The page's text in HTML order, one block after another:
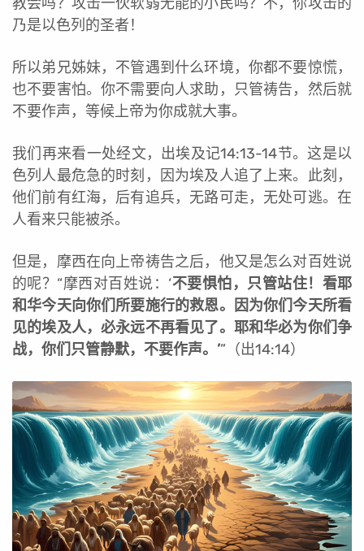
乃是以色列的圣者！
所以弟兄姊妹，不管遇到什么环境，你都不要惊慌，
也不要害怕。你不需要向人求助，只管祷告，然后就
不要作声，等候上帝为你成就大事。
我们再来看一处经文，出埃及记14:13-14节。这是以
色列人最危急的时刻，因为埃及人追了上来。此刻，
他们前有红海，后有追兵，无路可走，无处可逃。在
人看来只能被杀。
但是，摩西在向上帝祷告之后，他又是怎么对百姓说
的呢？“摩西对百姓说：‘不要惧怕，只管站住！看耶
和华今天向你们所要施行的救恩。因为你们今天所看
见的埃及人，必永远不再看见了。耶和华必为你们争
战，你们只管静默，不要作声。’”（出14:14）